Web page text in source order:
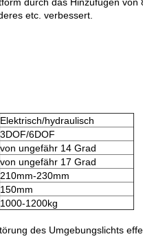
etc. verbessert.
Elektrisch/hydraulisch
3DOF/6DOF
von ungefähr 14 Grad
von ungefähr 17 Grad
210mm-230mm
150mm
1000-1200kg
des Umgebungslichts